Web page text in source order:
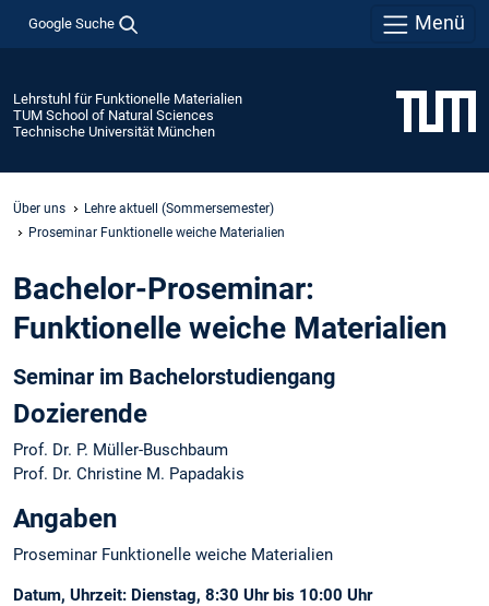
Google Suche Menü
Lehrstuhl für Funktionelle Materialien
TUM School of Natural Sciences
Technische Universität München
Über uns
Lehre aktuell (Sommersemester)
Proseminar Funktionelle weiche Materialien
Bachelor-Proseminar:
Funktionelle weiche Materialien
Seminar im Bachelorstudiengang
Dozierende
Prof. Dr. P. Müller-Buschbaum
Prof. Dr. Christine M. Papadakis
Angaben
Proseminar Funktionelle weiche Materialien
Datum, Uhrzeit: Dienstag, 8:30 Uhr bis 10:00 Uhr